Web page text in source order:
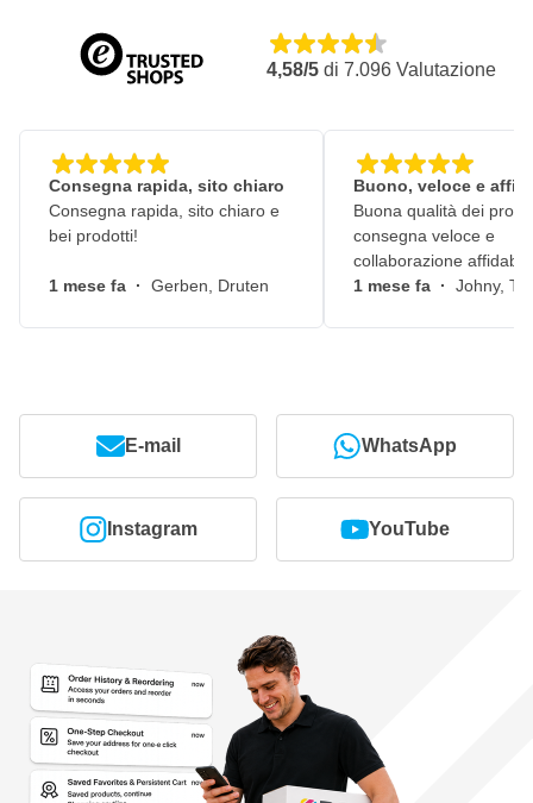
4,58/5 di 7.096 Valutazione
Consegna rapida, sito chiaro
Consegna rapida, sito chiaro e
bei prodotti!
1 mese fa · Gerben, Druten
Buono, veloce e
Buona qualità dei
consegna veloce e
collaborazione
1 mese fa · Johny,
E-mail WhatsApp
Instagram YouTube